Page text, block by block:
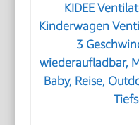
KIDEE
Kinderwagen
3
wiederaufladbar,
Baby, Reise,